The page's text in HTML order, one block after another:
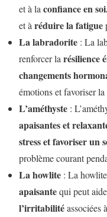
et à la confiance en
et à réduire la fatigue
La labradorite : La
renforcer la résilience
changements
émotions et favoriser
L’améthyste :
apaisantes et
stress et favoriser un
problème courant
La howlite : La
apaisantequi peut
l’irritabilitéassociées